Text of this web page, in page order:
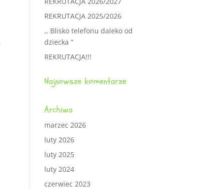
REKRUTACJA 2025/2026
,, Blisko telefonu daleko od
dziecka ”
REKRUTACJA!!!
Najnowsze komentarze
Archiwa
marzec 2026
luty 2026
luty 2025
luty 2024
czerwiec 2023